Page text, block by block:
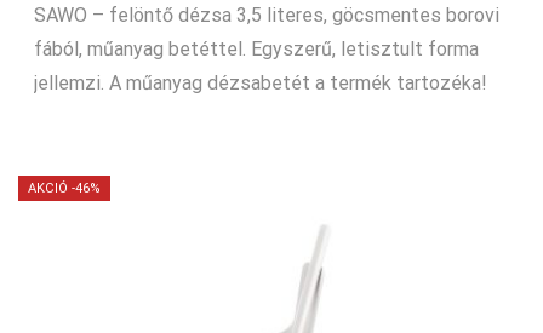
SAWO – felöntő dézsa 3,5 literes, göcsmentes borovi
fából, műanyag betéttel. Egyszerű, letisztult forma
jellemzi. A műanyag dézsabetét a termék tartozéka!
AKCIÓ -46%